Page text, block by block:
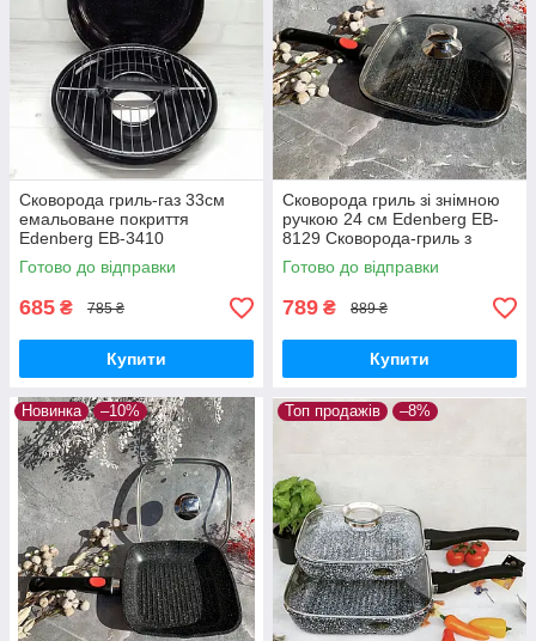
Сковорода гриль-газ 33см
емальоване покриття
Edenberg EB-3410
Сковорода-гриль з
антипригарним покриттям
Готово до відправки
685 ₴ 785 ₴
Купити
Сковорода гриль зі знімною
ручкою 24 см Edenberg EB-
8129 Сковорода-гриль з
мармуровим антипригарним
покриттям
Готово до відправки
789 ₴ 889 ₴
Купити
Новинка –10% Топ продажів –8%